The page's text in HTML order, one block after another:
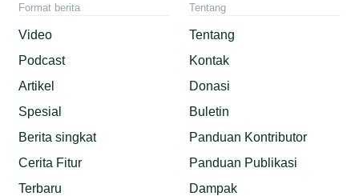
Format berita
Video
Podcast
Artikel
Spesial
Berita singkat
Cerita Fitur
Terbaru
Tentang
Tentang
Kontak
Donasi
Buletin
Panduan Kontributor
Panduan Publikasi
Dampak